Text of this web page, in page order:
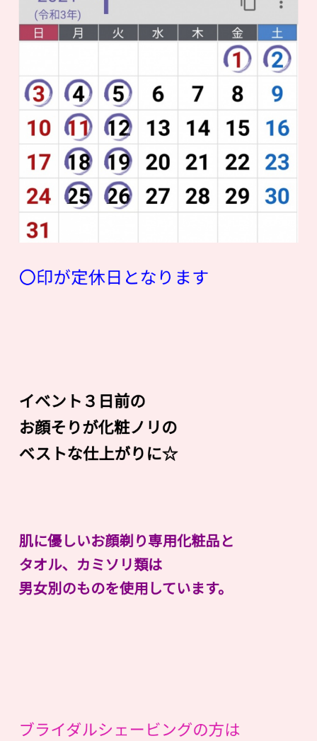
〇印が定休日となります
イベント３日前の
お顔そりが化粧ノリの
ベストな仕上がりに☆
肌に優しいお顔剃り専用化粧品と
タオル、カミソリ類は
男女別のものを使用しています。
ブライダルシェービングの方は